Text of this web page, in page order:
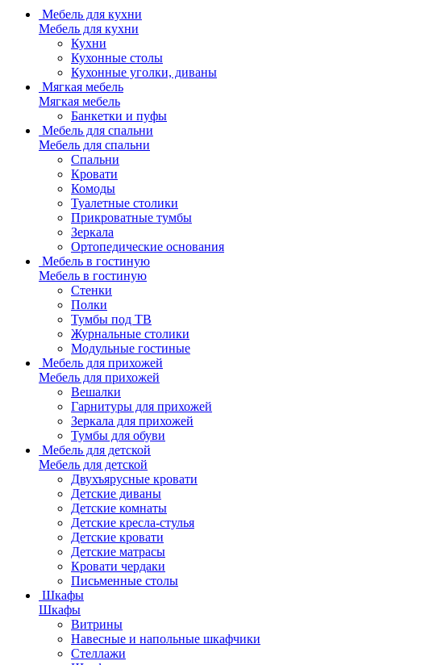
Мебель для кухни
Мебель для кухни
Кухни
Кухонные столы
Кухонные уголки, диваны
Мягкая мебель
Мягкая мебель
Банкетки и пуфы
Мебель для спальни
Мебель для спальни
Спальни
Кровати
Комоды
Туалетные столики
Прикроватные тумбы
Зеркала
Ортопедические основания
Мебель в гостиную
Мебель в гостиную
Стенки
Полки
Тумбы под ТВ
Журнальные столики
Модульные гостиные
Мебель для прихожей
Мебель для прихожей
Вешалки
Гарнитуры для прихожей
Зеркала для прихожей
Тумбы для обуви
Мебель для детской
Мебель для детской
Двухъярусные кровати
Детские диваны
Детские комнаты
Детские кресла-стулья
Детские кровати
Детские матрасы
Кровати чердаки
Письменные столы
Шкафы
Шкафы
Витрины
Навесные и напольные шкафчики
Стеллажи